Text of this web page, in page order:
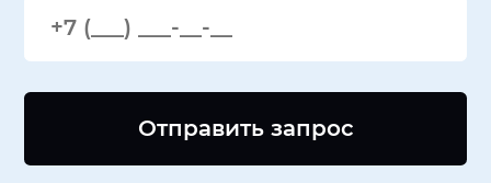
Отправить запрос